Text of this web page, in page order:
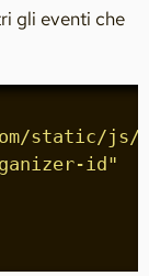
gli eventi che
static/js/
id"